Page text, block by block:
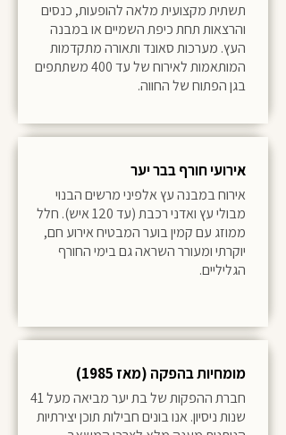
תשתית מקצועית מלאה להופעות, כנסים
והרצאות תחת כיפת השמיים או במבנה
העץ. מערכות סאונד ותאורה מתקדמות
המותאמות לאירוח של עד 400 משתתפים
בגן הפתוח של החווה.
אירועי חורף בבר יער
אירוח במבנה עץ אלפיני מרשים הבנוי
מבולי עץ ואדני רכבת (עד 120 איש). חלל
ממוזג עם קמין בוער המבטיח אירוע חם,
יוקרתי ומעורר השראה גם בימי החורף
הגליליים.
מומחיות בהפקה (מאז 1985)
חברת ההפקות של בת יער מביאה מעל 41
שנות ניסיון. אנו בונים חבילות תוכן יצירתיות